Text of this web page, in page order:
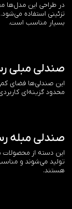
در طراحی این مدل‌ها
تزئینی استفاده
بسیار مناسب است.
صندلی مبلی
این صندلی‌ها فضای
محدود گزینه‌ای
صندلی مبله
این دسته از محصولات
هستند.